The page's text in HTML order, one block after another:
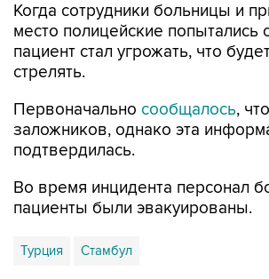
Когда сотрудники больницы и
место полицейские попытались
пациент стал угрожать, что
стрелять.
Первоначально сообщалось,
заложников, однако эта
подтвердилась.
Во время инцидента персонал
пациенты были эвакуированы.
Турция Стамбул